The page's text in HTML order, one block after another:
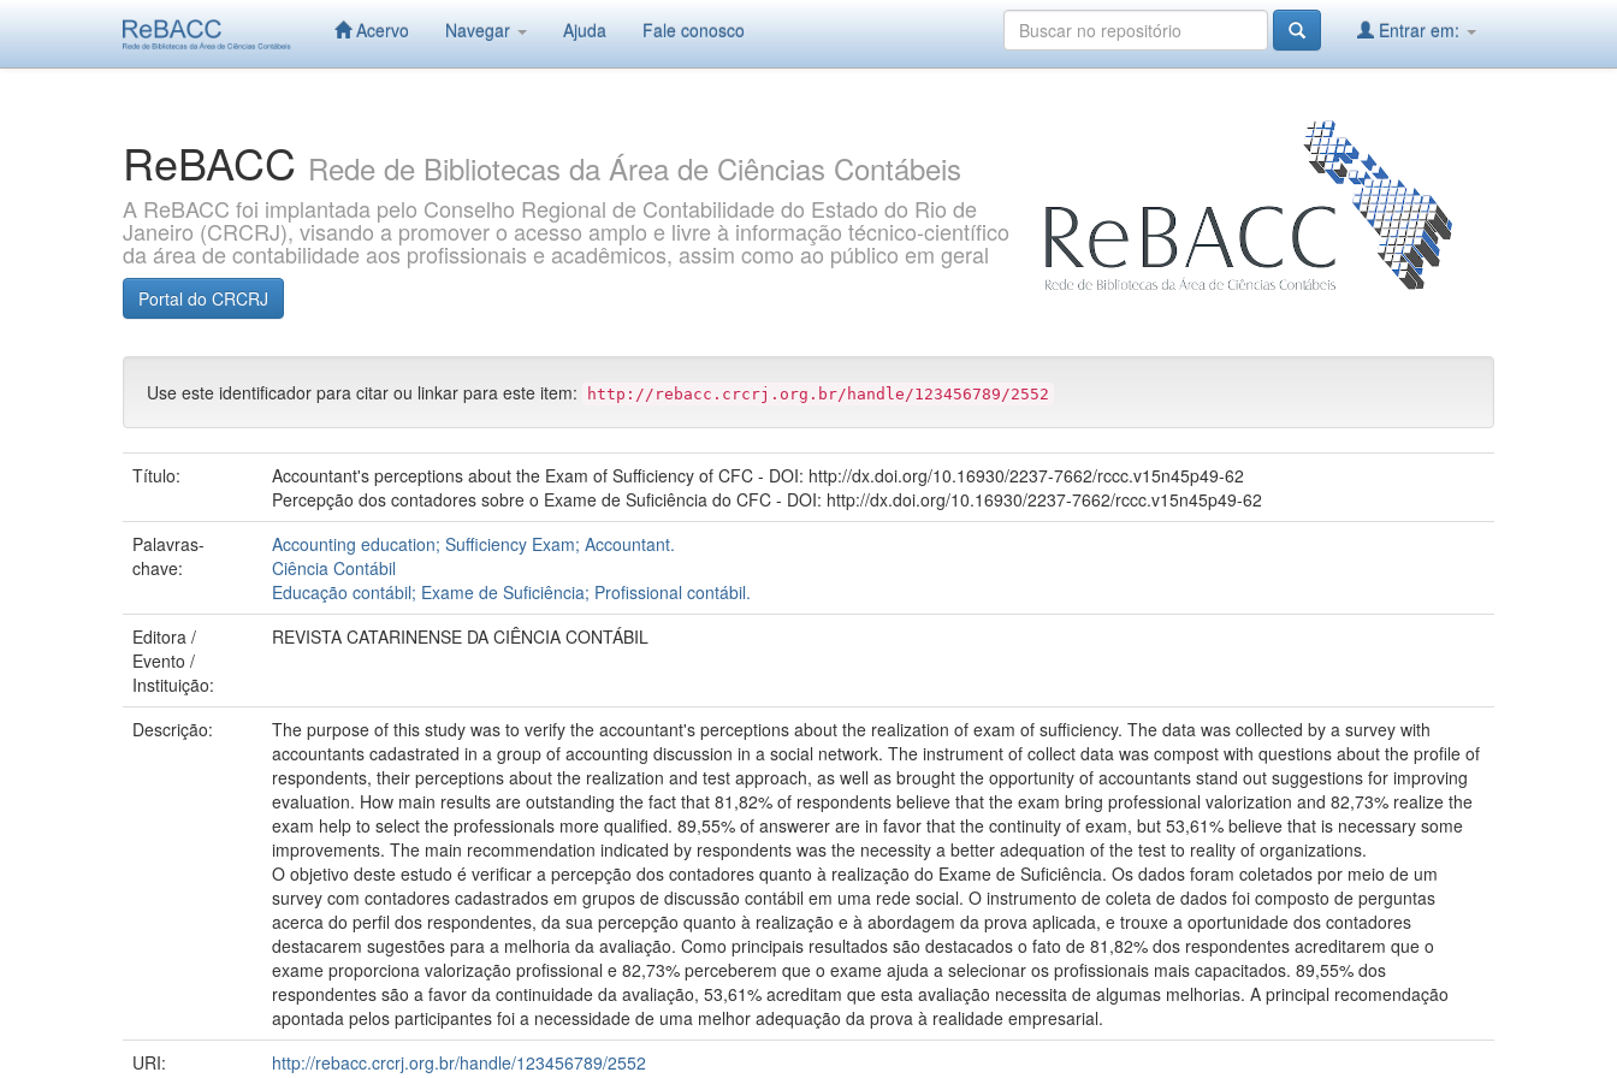
Acervo Navegar Ajuda Fale conosco Entrar em:
ReBACC Rede de Bibliotecas da Área de Ciências Contábeis
A ReBACC foi implantada pelo Conselho Regional de Contabilidade do Estado do Rio de
Janeiro (CRCRJ), visando a promover o acesso amplo e livre à informação técnico-científico
da área de contabilidade aos profissionais e acadêmicos, assim como ao público em geral
Portal do CRCRJ
Use este identificador para citar ou linkar para este item: http://rebacc.crcrj.org.br/handle/123456789/2552
Título:
Accountant's perceptions about the Exam of Sufficiency of CFC - DOI: http://dx.doi.org/10.16930/2237-7662/rccc.v15n45p49-62
Percepção dos contadores sobre o Exame de Suficiência do CFC - DOI: http://dx.doi.org/10.16930/2237-7662/rccc.v15n45p49-62
Palavras-
chave:
Accounting education; Sufficiency Exam; Accountant.
Ciência Contábil
Educação contábil; Exame de Suficiência; Profissional contábil.
Editora /
Evento /
Instituição:
REVISTA CATARINENSE DA CIÊNCIA CONTÁBIL
Descrição:
The purpose of this study was to verify the accountant's perceptions about the realization of exam of sufficiency. The data was collected by a survey with
accountants cadastrated in a group of accounting discussion in a social network. The instrument of collect data was compost with questions about the profile of
respondents, their perceptions about the realization and test approach, as well as brought the opportunity of accountants stand out suggestions for improving
evaluation. How main results are outstanding the fact that 81,82% of respondents believe that the exam bring professional valorization and 82,73% realize the
exam help to select the professionals more qualified. 89,55% of answerer are in favor that the continuity of exam, but 53,61% believe that is necessary some
improvements. The main recommendation indicated by respondents was the necessity a better adequation of the test to reality of organizations.
O objetivo deste estudo é verificar a percepção dos contadores quanto à realização do Exame de Suficiência. Os dados foram coletados por meio de um
survey com contadores cadastrados em grupos de discussão contábil em uma rede social. O instrumento de coleta de dados foi composto de perguntas
acerca do perfil dos respondentes, da sua percepção quanto à realização e à abordagem da prova aplicada, e trouxe a oportunidade dos contadores
destacarem sugestões para a melhoria da avaliação. Como principais resultados são destacados o fato de 81,82% dos respondentes acreditarem que o
exame proporciona valorização profissional e 82,73% perceberem que o exame ajuda a selecionar os profissionais mais capacitados. 89,55% dos
respondentes são a favor da continuidade da avaliação, 53,61% acreditam que esta avaliação necessita de algumas melhorias. A principal recomendação
apontada pelos participantes foi a necessidade de uma melhor adequação da prova à realidade empresarial.
URI:
http://rebacc.crcrj.org.br/handle/123456789/2552